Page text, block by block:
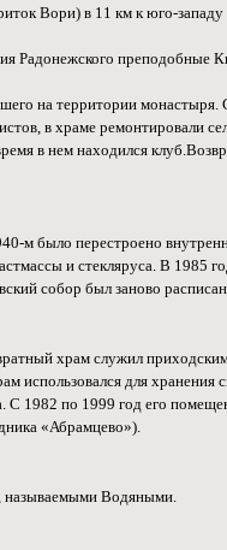
Вори) в 11 км к юго-
Радонежского преподобные
на территории
в храме ремонтировали
в нем находился
м было перестроено
и стекляруса. В 1985
собор был заново
храм служил
использовался для хранения
1982 по 1999 год его
«Абрамцево»).
называемыми Водяными.